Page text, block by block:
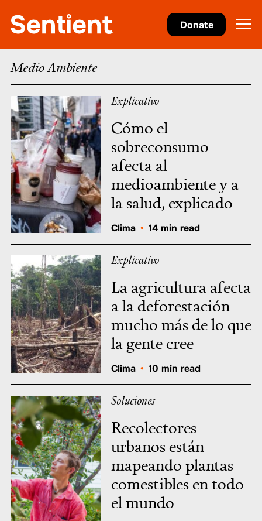
Donate
Medio Ambiente
Explicativo
Cómo el
sobreconsumo
afecta al
medioambiente y a
la salud, explicado
Clima • 14 min read
Explicativo
La agricultura afecta
a la deforestación
mucho más de lo que
la gente cree
Clima • 10 min read
Soluciones
Recolectores
urbanos están
mapeando plantas
comestibles en todo
el mundo